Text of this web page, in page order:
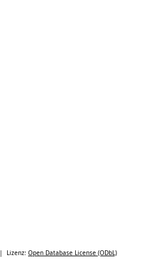
| Lizenz: Open Database License (ODbL)